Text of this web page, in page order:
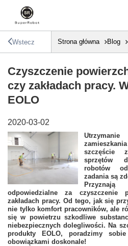
Wstecz Strona główna Blog
Czyszczenie
czy zakładach pracy.
EOLO
2020-03-02
szczęście
sprzętów
robotów
zadania są
odpowiedzialne za
zakładach pracy. Od tego, jak się
nie tylko komfort pracowników, ale
się w powietrzu szkodliwe
niebezpiecznych dolegliwości. Na
produkty EOLO, poradzimy
obowiązkami doskonale!